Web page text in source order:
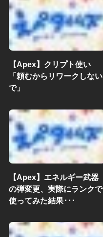
【Apex】クリプト使い
「頼むからリワークしない
で」
【Apex】エネルギー武器
の弾変更、実際にランクで
使ってみた結果･･･